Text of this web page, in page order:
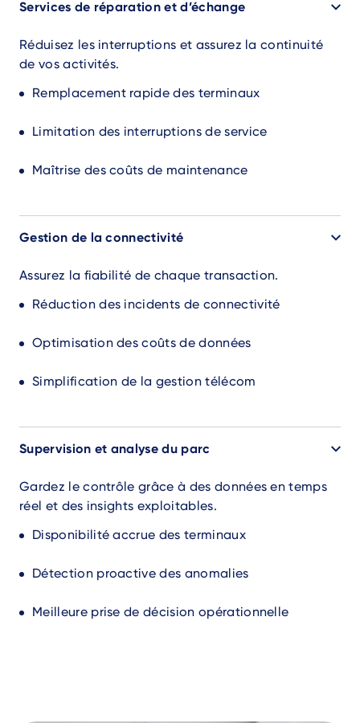
Services de réparation et d’échange
Réduisez les interruptions et assurez la continuité
de vos activités.
Remplacement rapide des terminaux
Limitation des interruptions de service
Maîtrise des coûts de maintenance
Gestion de la connectivité
Assurez la fiabilité de chaque transaction.
Réduction des incidents de connectivité
Optimisation des coûts de données
Simplification de la gestion télécom
Supervision et analyse du parc
Gardez le contrôle grâce à des données en temps
réel et des insights exploitables.
Disponibilité accrue des terminaux
Détection proactive des anomalies
Meilleure prise de décision opérationnelle